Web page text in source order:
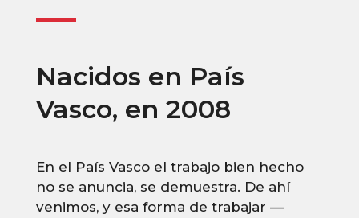
Nacidos en País
Vasco, en 2008
En el País Vasco el trabajo bien hecho
no se anuncia, se demuestra. De ahí
venimos, y esa forma de trabajar —